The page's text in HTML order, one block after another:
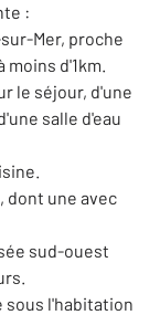
:
Mer, proche
d'1km.
le séjour, d'une
salle d'eau
dont une avec
sud-ouest
sous l'habitation